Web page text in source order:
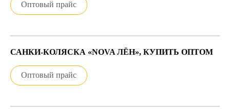
Оптовый прайс
САНКИ-КОЛЯСКА «NOVA ЛЁН», КУПИТЬ ОПТОМ
Оптовый прайс